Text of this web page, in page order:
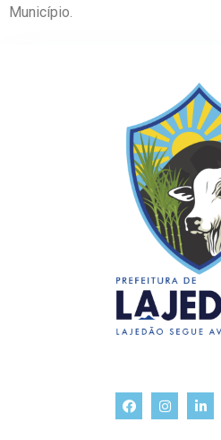
Município.